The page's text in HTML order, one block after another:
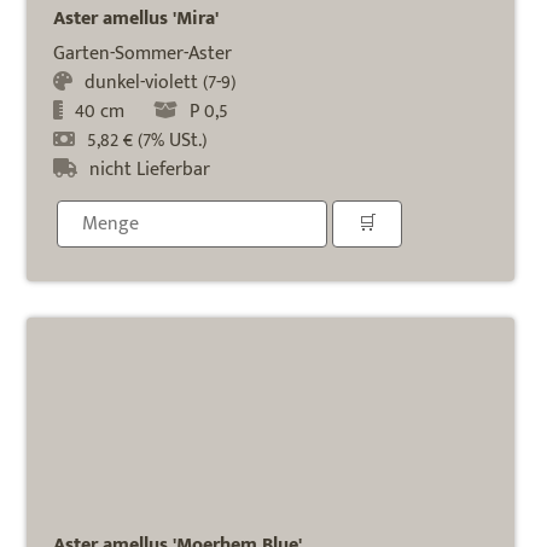
Aster amellus 'Mira'
Garten-Sommer-Aster
dunkel-violett (7-9)
40 cm
P 0,5
5,82 € (7% USt.)
nicht Lieferbar